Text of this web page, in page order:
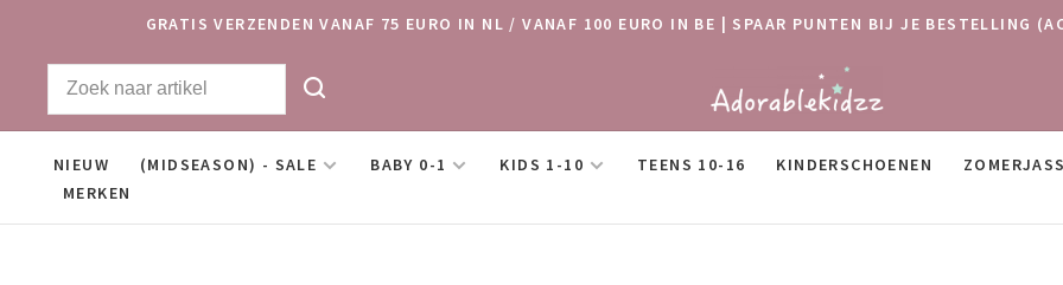
GRATIS VERZENDEN VANAF 75 EURO IN NL / VANAF 100 EURO IN BE | SPAAR PUNTEN BIJ JE BESTELLING
NIEUW (MIDSEASON) - SALE BABY 0-1 KIDS 1-10 TEENS 10-16 KINDERSCHOENEN
MERKEN